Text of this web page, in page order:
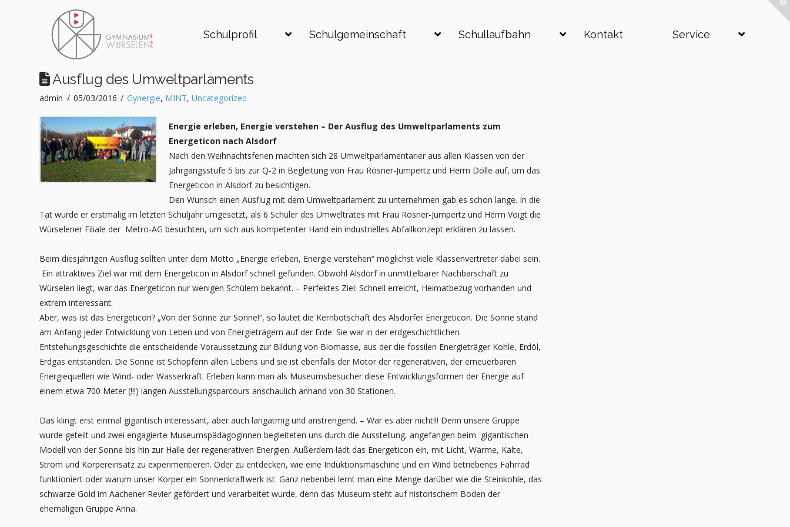
Schulprofil Schulgemeinschaft Schullaufbahn Kontakt Service
Ausflug des Umweltparlaments
admin 05/03/2016 Gynergie, MINT,Uncategorized
Energie erleben, Energie verstehen – Der Ausflug des Umweltparlaments zum
Energeticon nach Alsdorf
Nach den Weihnachtsferien machten sich 28 Umweltparlamentarier aus allen Klassen von der
Jahrgangsstufe 5 bis zur Q-2 in Begleitung von Frau Rösner-Jumpertz und Herrn Dölle auf, um das
Energeticon in Alsdorf zu besichtigen.
Den Wunsch einen Ausflug mit dem Umweltparlament zu unternehmen gab es schon lange. In die
Tat wurde er erstmalig im letzten Schuljahr umgesetzt, als 6 Schüler des Umweltrates mit Frau Rösner-Jumpertz und Herrn Voigt die
Würselener Filiale der Metro-AG besuchten, um sich auskompetenter Hand ein industrielles Abfallkonzept erklären zu lassen.
Beim diesjährigen Ausflug sollten unter dem Motto „Energie erleben, Energie verstehen“ möglichstviele Klassenvertreter dabei sein.
Ein attraktives Ziel war mit dem Energeticon in Alsdorf schnell gefunden. Obwohl Alsdorf in unmittelbarer Nachbarschaft zu
Würselen liegt, war das Energeticonnur wenigen Schülern bekannt. – Perfektes Ziel: Schnell erreicht, Heimatbezug vorhanden und
extrem interessant.
Aber, was ist das Energeticon? „Von der Sonne zur Sonne!“, so lautet die Kernbotschaft des Alsdorfer Energeticon. Die Sonne stand
am Anfang jeder Entwicklung von Leben und von Energieträgern aufder Erde. Sie war in der erdgeschichtlichen
Entstehungsgeschichte die entscheidende Voraussetzung zur Bildung von Biomasse, aus der die fossilen Energieträger Kohle, Erdöl,
Erdgas entstanden. DieSonne ist Schöpferin allen Lebens und sie ist ebenfalls der Motor der regenerativen, dererneuerbaren
Energiequellen wie Wind- oder Wasserkraft. Erleben kann man als Museumsbesucherdiese Entwicklungsformen der Energie auf
einem etwa 700 Meter (!!!) langen Ausstellungsparcoursanschaulich anhand von 30 Stationen.
Das klingt erst einmal gigantisch interessant, aber auch langatmig und anstrengend. – War es abernicht!!! Denn unsere Gruppe
wurde geteilt und zwei engagierte Museumspädagoginnen begleitetenuns durch die Ausstellung, angefangen beim gigantischen
Modell von der Sonne bis hin zur Halle derregenerativen Energien. Außerdem lädt das Energeticon ein, mit Licht, Wärme, Kälte,
Strom und Körpereinsatz zu experimentieren. Oder zu entdecken, wie eine Induktionsmaschine und ein Windbetriebenes Fahrrad
funktioniert oder warum unser Körper ein Sonnenkraftwerk ist. Ganz nebenbeilernt man eine Menge darüber wie die Steinkohle, das
schwarze Gold im Aachener Revier gefördertund verarbeitet wurde, denn das Museum steht auf historischem Boden der
ehemaligen GruppeAnna.